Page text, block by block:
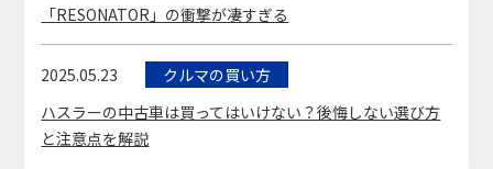
「RESONATOR」の衝撃が凄すぎる
2025.05.23
クルマの買い方
ハスラーの中古車は買ってはいけない？後悔しない選び方
と注意点を解説